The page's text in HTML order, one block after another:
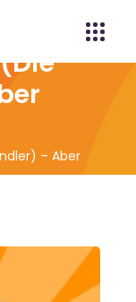
– Aber